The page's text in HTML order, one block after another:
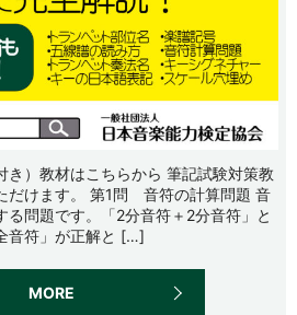
き）教材はこちらから 筆記試験対策教
だけます。 第1問 音符の計算問題 音
る問題です。「2分音符＋2分音符」と
音符」が正解と […]
MORE